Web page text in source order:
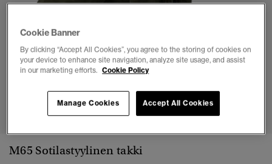
1 2 3 5 6 7
M65 Sotilastyylinen takki
Cookie Banner
By clicking “Accept All Cookies”, you agree to the storing of cookies on
your device to enhance site navigation, analyze site usage, and assist
in our marketing efforts. Cookie Policy
Accept All Cookies
Manage Cookies